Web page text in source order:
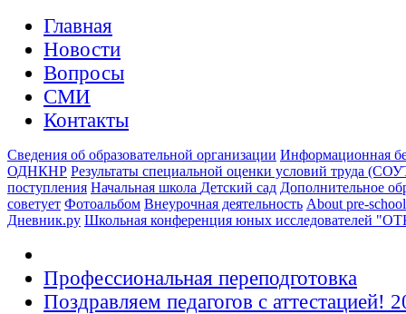
Главная
Новости
Вопросы
СМИ
Контакты
Сведения об образовательной организации Информационная
ОДНКНР Результаты специальной оценки условий труда
поступления Начальная школа Детский сад Дополнительное
советует Фотоальбом Внеурочная деятельность About pre-
Дневник.ру Школьная конференция юных исследователей
Профессиональная переподготовка
Поздравляем педагогов с аттестацией!